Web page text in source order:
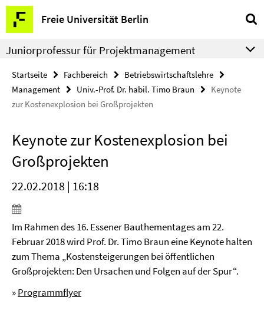
Springe
direkt
zu
Inhalt
Freie Universität Berlin
Service-
Navigation
Juniorprofessur für Projektmanagement
Startseite Fachbereich
Betriebswirtschaftslehre
Management
Univ.-Prof. Dr. habil. Timo Braun
Keynote
zur Kostenexplosion bei Großprojekten
Keynote zur Kostenexplosion bei
Großprojekten
22.02.2018 | 16:18
Im Rahmen des 16. Essener Bauthementages am 22.
Februar 2018 wird Prof. Dr. Timo Braun eine Keynote halten
zum Thema „Kostensteigerungen bei öffentlichen
Großprojekten: Den Ursachen und Folgen auf der Spur“.
»Programmflyer